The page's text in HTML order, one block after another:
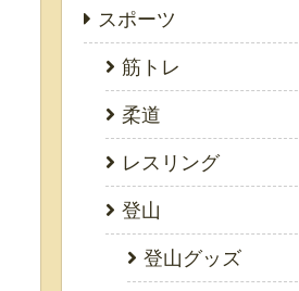
スポーツ
筋トレ
柔道
レスリング
登山
登山グッズ